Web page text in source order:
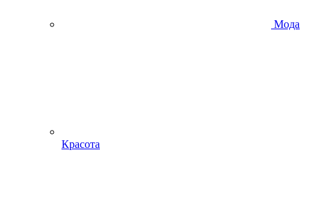
Мода
Красота